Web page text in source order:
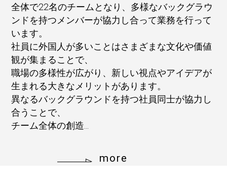
全体で22名のチームとなり、多様なバックグラウ
ンドを持つメンバーが協力し合って業務を行って
います。
社員に外国人が多いことはさまざまな文化や価値
観が集まることで、
職場の多様性が広がり、新しい視点やアイデアが
生まれる大きなメリットがあります。
異なるバックグラウンドを持つ社員同士が協力し
合うことで、
チーム全体の創造...
more